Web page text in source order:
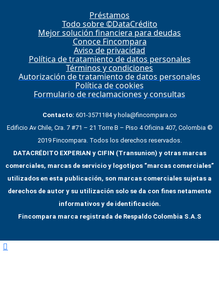
Préstamos
Todo sobre ©DataCrédito
Mejor solución financiera para deudas
Conoce Fincompara
Aviso de privacidad
Política de tratamiento de datos personales
Términos y condiciones
Autorización de tratamiento de datos personales
Política de cookies
Formulario de reclamaciones y consultas
Contacto: 601-3571184 y hola@fincompara.co
Edificio Av Chile, Cra. 7 #71 – 21 Torre B – Piso 4 Oficina 407, Colombia ©
2019 Fincompara. Todos los derechos reservados.
DATACRÉDITO EXPERIAN y CIFIN (Transunion) y otras marcas
comerciales, marcas de servicio y logotipos “marcas comerciales”
utilizados en esta publicación, son marcas comerciales sujetas a
derechos de autor y su utilización solo se da con fines netamente
informativos y de identificación.
Fincompara marca registrada de Respaldo Colombia S.A.S